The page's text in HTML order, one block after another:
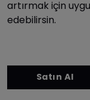
artırmak için
edebilirsin.